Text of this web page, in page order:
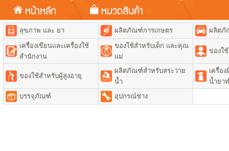
หน้าหลัก หมวดสินค้า
สุขภาพ และ ยา ผลิตภัณฑ์การเกษตร
ผลิตภั
เครื่องเขียนและเครื่องใช้
สำนักงาน
ของใช้สำหรับเด็ก และคุณ
แม่
ของใ
ของใช้สำหรับผู้สูงอายุ
ผลิตภัณฑ์สำหรับสระว่าย
น้ำ
เครื่อ
น้ำยา
บรรจุภัณฑ์
อุปกรณ์ช่าง